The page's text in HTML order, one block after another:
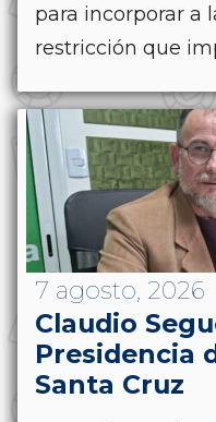
para incorporar a
restricción que
7 agosto, 2026
Claudio
Presidencia
Santa Cruz